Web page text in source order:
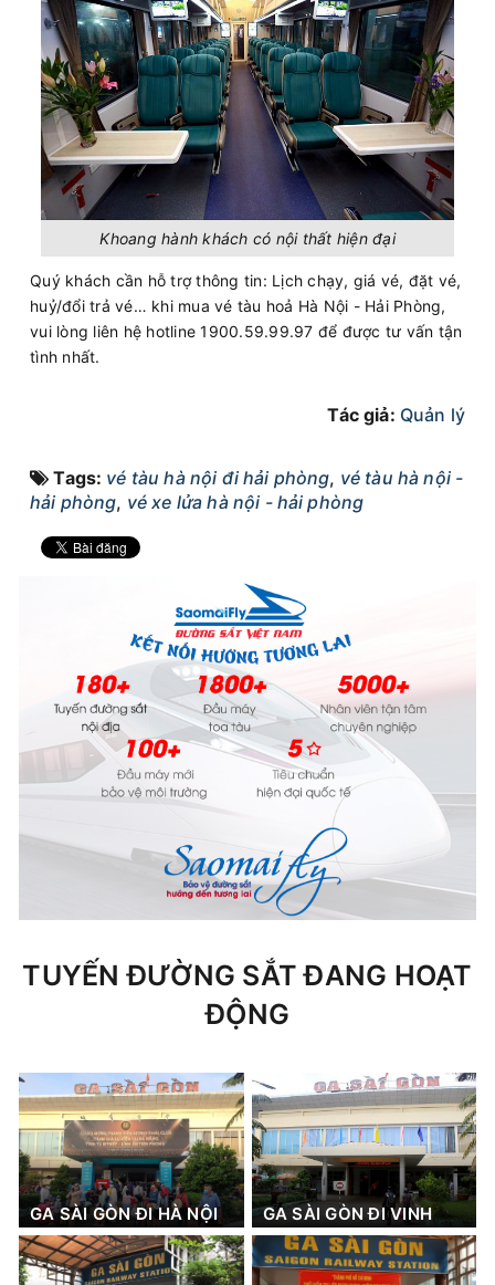
Khoang hành khách có nội thất hiện đại
Quý khách cần hỗ trợ thông tin: Lịch chạy, giá vé, đặt vé,
huỷ/đổi trả vé… khi mua vé tàu hoả Hà Nội - Hải Phòng,
vui lòng liên hệ hotline 1900.59.99.97 để được tư vấn tận
tình nhất.
Tác giả: Quản lý
Tags: vé tàu hà nội đi hải phòng, vé tàu hà nội -
hải phòng, vé xe lửa hà nội - hải phòng
TUYẾN ĐƯỜNG SẮT ĐANG HOẠT
ĐỘNG
GA SÀI GÒN ĐI HÀ NỘI GA SÀI GÒN ĐI VINH